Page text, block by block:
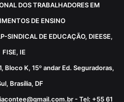
DOS TRABALHADORES EM
DE ENSINO
SINDICAL DE EDUCAÇÃO, DIEESE,
FISE, IE
Bloco K, 15º andar Ed. Seguradoras,
Brasília, DF
- Tel: +55 61